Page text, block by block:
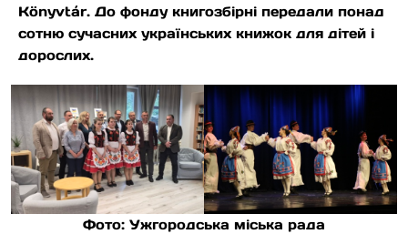
Könyvtár. До фонду книгозбірні передали понад
сотню сучасних українських книжок для дітей і
дорослих.
Фото: Ужгородська міська рада